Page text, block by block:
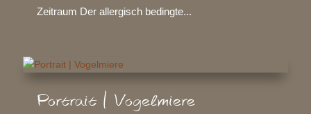
Zeitraum Der allergisch bedingte...
Portrait | Vogelmiere